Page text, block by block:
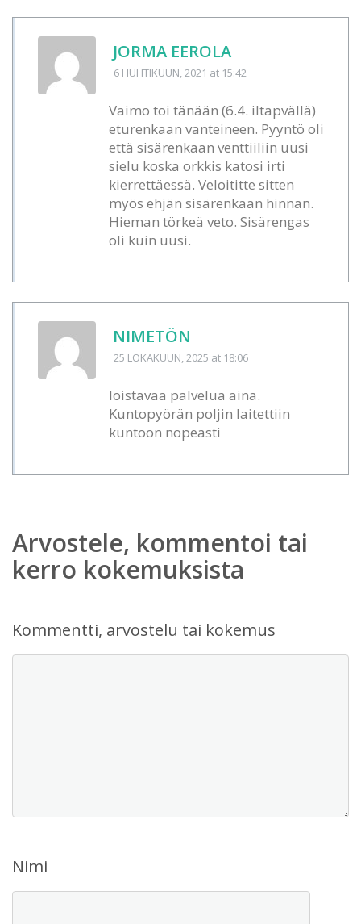
JORMA EEROLA
6 HUHTIKUUN, 2021 at 15:42
Vaimo toi tänään (6.4. iltapvällä)
eturenkaan vanteineen. Pyyntö oli
että sisärenkaan venttiiliin uusi
sielu koska orkkis katosi irti
kierrettäessä. Veloititte sitten
myös ehjän sisärenkaan hinnan.
Hieman törkeä veto. Sisärengas
oli kuin uusi.
NIMETÖN
25 LOKAKUUN, 2025 at 18:06
loistavaa palvelua aina.
Kuntopyörän poljin laitettiin
kuntoon nopeasti
Arvostele, kommentoi tai
kerro kokemuksista
Kommentti, arvostelu tai kokemus
Nimi